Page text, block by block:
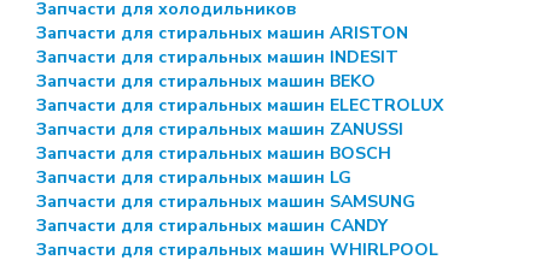
Запчасти для холодильников
Запчасти для стиральных машин ARISTON
Запчасти для стиральных машин INDESIT
Запчасти для стиральных машин BEKO
Запчасти для стиральных машин ELECTROLUX
Запчасти для стиральных машин ZANUSSI
Запчасти для стиральных машин BOSCH
Запчасти для стиральных машин LG
Запчасти для стиральных машин SAMSUNG
Запчасти для стиральных машин CANDY
Запчасти для стиральных машин WHIRLPOOL